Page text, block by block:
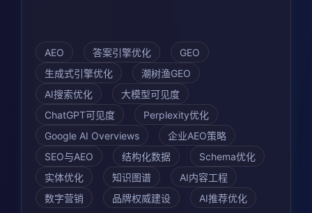
AEO 答案引擎优化
GEO
生成式引擎优化
潮树渔GEO
AI搜索优化
大模型可见度
ChatGPT可见度
Perplexity优化
Google AI Overviews
企业AEO策略
SEO与AEO
结构化数据
Schema优化
实体优化
知识图谱
AI内容工程
数字营销
品牌权威建设 AI推荐优化